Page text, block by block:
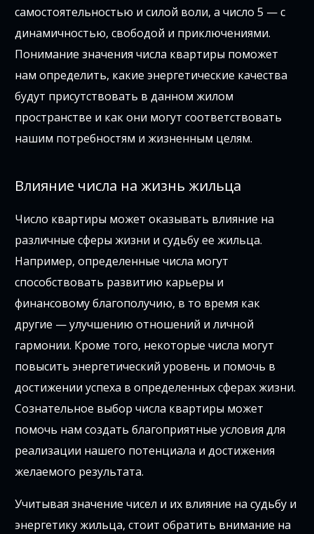
самостоятельностью и силой воли, а число 5 — с
динамичностью, свободой и приключениями.
Понимание значения числа квартиры поможет
нам определить, какие энергетические качества
будут присутствовать в данном жилом
пространстве и как они могут соответствовать
нашим потребностям и жизненным целям.
Влияние числа на жизнь жильца
Число квартиры может оказывать влияние на
различные сферы жизни и судьбу ее жильца.
Например, определенные числа могут
способствовать развитию карьеры и
финансовому благополучию, в то время как
другие — улучшению отношений и личной
гармонии. Кроме того, некоторые числа могут
повысить энергетический уровень и помочь в
достижении успеха в определенных сферах жизни.
Сознательное выбор числа квартиры может
помочь нам создать благоприятные условия для
реализации нашего потенциала и достижения
желаемого результата.
Учитывая значение чисел и их влияние на судьбу и
энергетику жильца, стоит обратить внимание на